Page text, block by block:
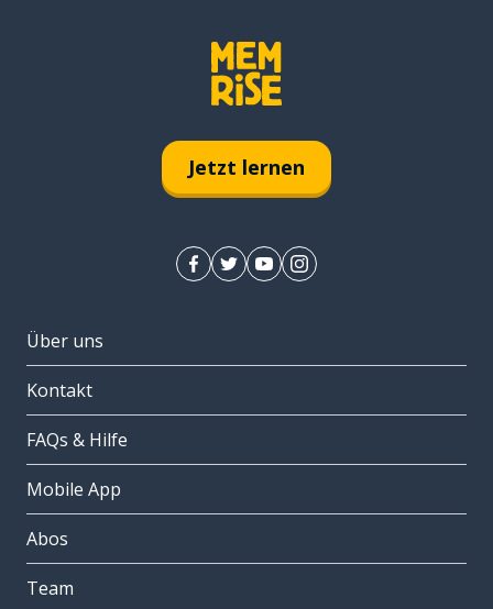
Jetzt lernen
Über uns
Kontakt
FAQs & Hilfe
Mobile App
Abos
Team